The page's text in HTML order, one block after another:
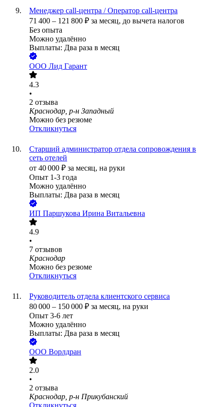
Менеджер call-центра / Оператор call-центра
71 400 – 121 800 ₽ за месяц, до вычета налогов
Без опыта
Можно удалённо
Выплаты: Два раза в месяц
ООО Лид Гарант
4.3
•
2 отзыва
Краснодар, р-н Западный
Можно без резюме
Откликнуться
Старший администратор отдела сопровождения в
сеть отелей
от 40 000 ₽ за месяц, на руки
Опыт 1-3 года
Можно удалённо
Выплаты: Два раза в месяц
ИП Паршукова Ирина Витальевна
4.9
•
7 отзывов
Краснодар
Можно без резюме
Откликнуться
Руководитель отдела клиентского сервиса
80 000 – 150 000 ₽ за месяц, на руки
Опыт 3-6 лет
Можно удалённо
Выплаты: Два раза в месяц
ООО Ворлдран
2.0
•
2 отзыва
Краснодар, р-н Прикубанский